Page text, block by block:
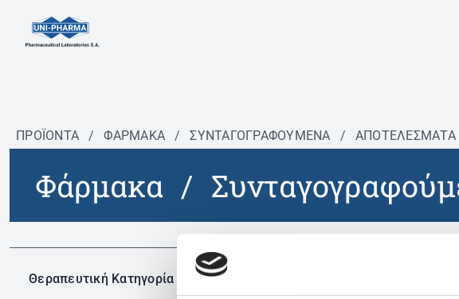
ΠΡΟΪΟΝΤΑ / ΦΆΡΜΑΚΑ / ΣΥΝΤΑΓΟΓΡΑΦΟΎΜΕΝΑ /
Φάρμακα /
Θεραπευτική Κατηγορία Δεν